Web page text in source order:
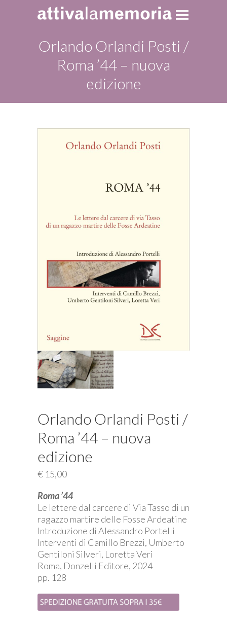
Orlando Orlandi Posti /
Roma ’44 – nuova
edizione
Orlando Orlandi Posti /
Roma ’44 – nuova
edizione
€ 15,00
Roma ’44
Le lettere dal carcere di Via Tasso di un
ragazzo martire delle Fosse Ardeatine
Introduzione di Alessandro Portelli
Interventi di Camillo Brezzi, Umberto
Gentiloni Silveri, Loretta Veri
Roma, Donzelli Editore, 2024
pp. 128